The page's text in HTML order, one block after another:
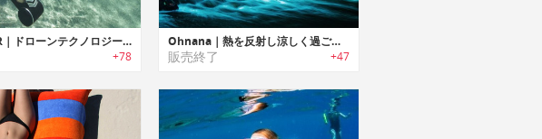
SEAFLYER｜ドローンテクノロジーを応用したポータブル水中スクーター「シーフライヤー」
+78
Ohnana｜熱を反射し涼しく過ごせる野外音楽フェスに最適なポータブルテント「オナナテント」
販売終了 +47